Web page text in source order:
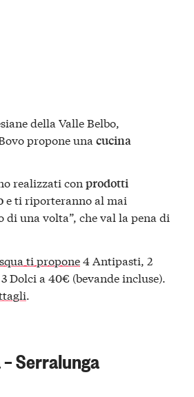
della Valle Belbo,
propone unacucina
realizzati conprodotti
e ti riporteranno al mai
di una volta”, che val la pena di
ti propone4 Antipasti, 2
Dolci a 40€ (bevande incluse).
.
Serralunga